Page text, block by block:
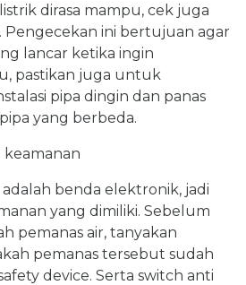
dirasa mampu, cek juga
Pengecekan ini bertujuan agar
lancar ketika ingin
pastikan juga untuk
pipa dingin dan panas
yang berbeda.
keamanan
adalah benda elektronik, jadi
yang dimiliki. Sebelum
pemanas air, tanyakan
pemanas tersebut sudah
device. Serta switch anti